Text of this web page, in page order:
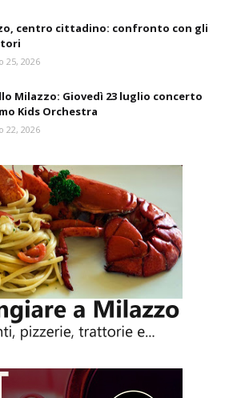
centro cittadino: confronto con gli
25, 2026
Milazzo: Giovedì 23 luglio concerto
Kids Orchestra
22, 2026